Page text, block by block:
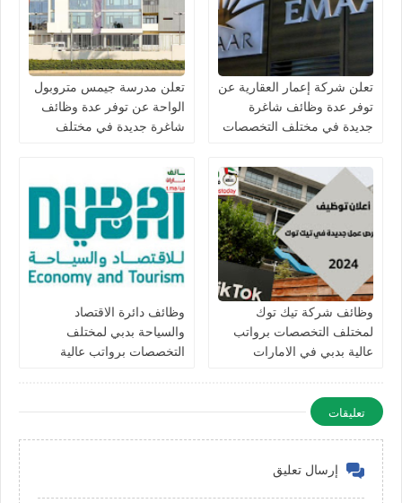
تعلن شركة إعمار العقارية عن
توفر عدة وظائف شاغرة
جديدة في مختلف التخصصات
تعلن مدرسة جيمس متروبول
الواحة عن توفر عدة وظائف
شاغرة جديدة في مختلف
برواتب تصل 10,000 درهم
وظائف شركة تيك توك
لمختلف التخصصات برواتب
عالية بدبي في الامارات
وظائف دائرة الاقتصاد
والسياحة بدبي لمختلف
التخصصات برواتب عالية
تعليقات
إرسال تعليق